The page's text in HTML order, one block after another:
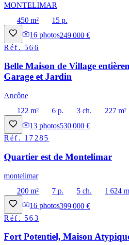
MONTELIMAR
450 m²
15 p.
16 photos249 000 €
Réf. 566
Belle Maison de Village
Garage et Jardin
Ancône
122 m²
6 p. 3 ch.
227 m²
13 photos530 000 €
Réf. 17285
Quartier est de Montelimar
montelimar
200 m²
7 p. 5 ch.
1 624
16 photos399 000 €
Réf. 563
Fort Potentiel, Maison